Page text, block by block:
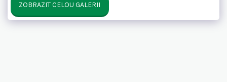
ZOBRAZIT CELOU GALERII